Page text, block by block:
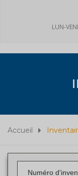
LUN-
Accueil